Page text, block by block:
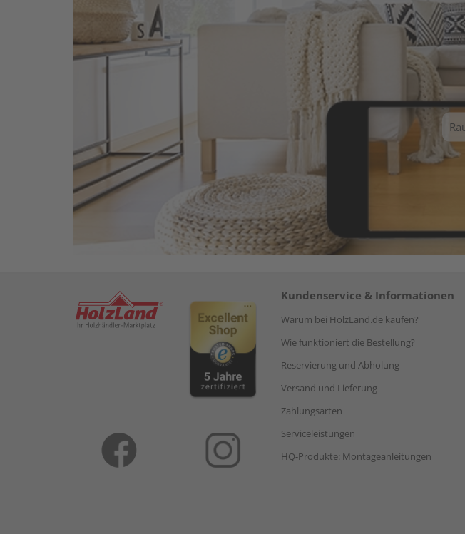
Kundenservice & Informationen
Warum bei HolzLand.de kaufen?
Wie funktioniert die Bestellung?
Reservierung und Abholung
Versand und Lieferung
Zahlungsarten
Serviceleistungen
HQ-Produkte: Montageanleitungen